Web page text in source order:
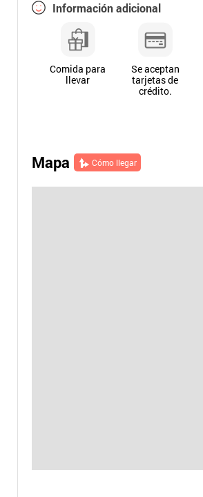
Información adicional
Comida para
llevar
Se aceptan
tarjetas de
crédito.
Mapa Cómo llegar